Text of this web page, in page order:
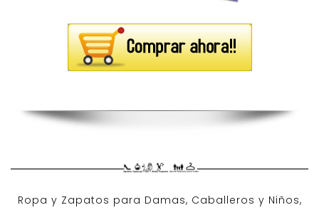
Ropa y Zapatos para Damas, Caballeros y Niños,